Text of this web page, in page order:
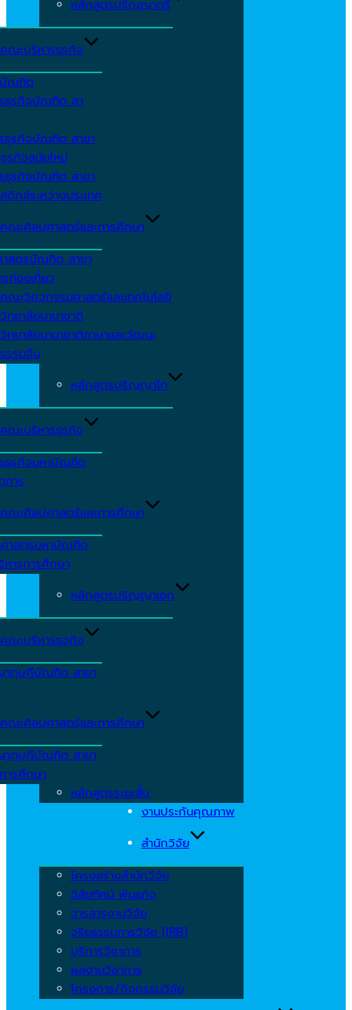
หลักสูตรปริญญาตรี
คณะบริหารธุรกิจ
ณฑิต
ธุรกิจบัณฑิต สา
ธุรกิจบัณฑิต สาขา
รกิจสมัยใหม่
ธุรกิจบัณฑิต สาขา
ติกส์ระหว่างประเทศ
คณะศิลปศาสตร์และการศึกษา
สตรบัณฑิต สาขา
ท่องเที่ยว
คณะวิศวกรรมศาสตร์และเทคโนโลยี
วิทยาลัยนานาชาติ
วิทยาลัยนานาชาติภาษาและวัฒนะ
ธรรมจีน
หลักสูตรปริญญาโท
คณะบริหารธุรกิจ
ธุรกิจมหาบัณฑิต
การ
คณะศิลปศาสตร์และการศึกษา
าสตรมหาบัณฑิต
หารการศึกษา
หลักสูตรปริญญาเอก
คณะบริหารธุจกิจ
ดุษฎีบัณฑิต สาขา
คณะศิลปศาสตร์และการศึกษา
ดุษฎีบัณฑิต สาขา
ารศึกษา
หลักสูตรระยะสั้น
งานประกันคุณภาพ
สำนักวิจัย
โครงสร้างสำนักวิจัย
วิสัยทัศน์ พันธกิจ
วารสารงานวิจัย
จริยธรรมการวิจัย (IRB)
บริการวิชาการ
ผลงานวิชาการ
โครงการ/กิจกรรมวิจัย